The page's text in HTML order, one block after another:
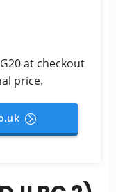
at checkout
price.